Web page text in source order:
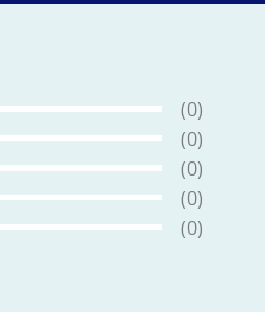
(0)
(0)
(0)
(0)
(0)